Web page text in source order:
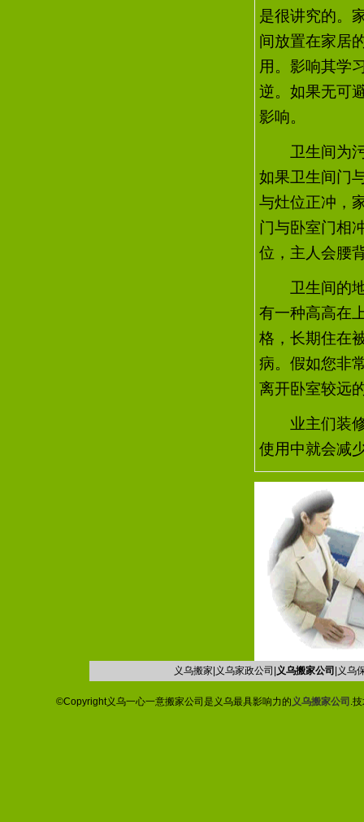
是很讲究的。
间放置在家居
用。影响其学
逆。如果无可
影响。
卫生间为污
如果卫生间门
与灶位正冲，
门与卧室门相
位，主人会腰
卫生间的地
有一种高高在
格，长期住在
病。假如您非
离开卧室较远
业主们装修
使用中就会减
义乌搬家|义乌家政公司| 义乌搬家公司 |义乌
©Copyright义乌一心一意搬家公司是义乌最具影响力的 义乌搬家公司 .